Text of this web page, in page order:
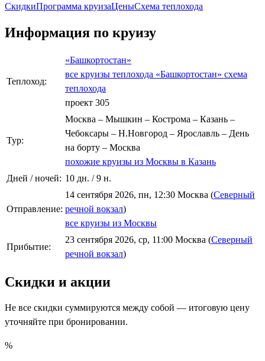
СкидкиПрограмма круизаЦеныСхема теплохода
Информация по круизу
Теплоход:
«Башкортостан»
все круизы теплохода «Башкортостан» схема
теплохода
проект 305
Тур:
Москва – Мышкин – Кострома – Казань –
Чебоксары – Н.Новгород – Ярославль – День
на борту – Москва
похожие круизы из Москвы в Казань
Дней / ночей: 10 дн. / 9 н.
Отправление:
14 сентября 2026, пн, 12:30 Москва (Северный
речной вокзал)
все круизы из Москвы
Прибытие:
23 сентября 2026, ср, 11:00 Москва (Северный
речной вокзал)
Скидки и акции
Не все скидки суммируются между собой — итоговую цену
уточняйте при бронировании.
%